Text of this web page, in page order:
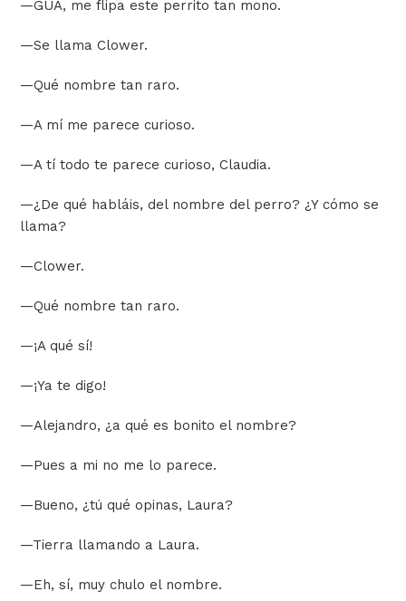
—GUA, me flipa este perrito tan mono.
—Se llama Clower.
—Qué nombre tan raro.
—A mí me parece curioso.
—A tí todo te parece curioso, Claudia.
—¿De qué habláis, del nombre del perro? ¿Y cómo se
llama?
—Clower.
—Qué nombre tan raro.
—¡A qué sí!
—¡Ya te digo!
—Alejandro, ¿a qué es bonito el nombre?
—Pues a mi no me lo parece.
—Bueno, ¿tú qué opinas, Laura?
—Tierra llamando a Laura.
—Eh, sí, muy chulo el nombre.